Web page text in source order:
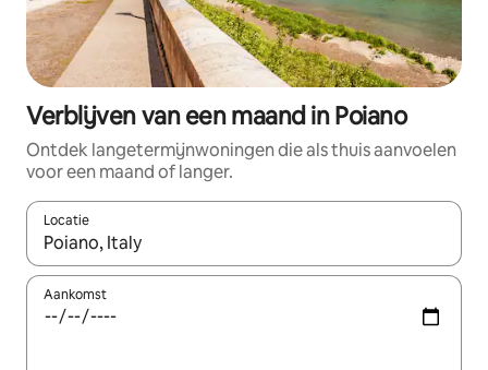
Verblijven van een maand in Poiano
Ontdek langetermijnwoningen die als thuis aanvoelen
voor een maand of langer.
Locatie
Wanneer er resultaten beschikbaar zijn, maak je een keuze
Aankomst